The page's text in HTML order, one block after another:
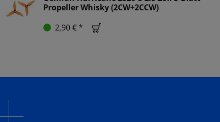
Propeller Whisky (2CW+2CCW)
2,90 € *